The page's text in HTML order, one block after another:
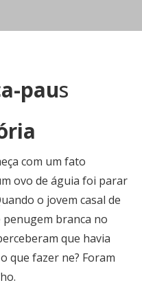
paus
com um fato
ovo de águia foi parar
o jovem casal de
penugem branca no
que havia
que fazer ne? Foram